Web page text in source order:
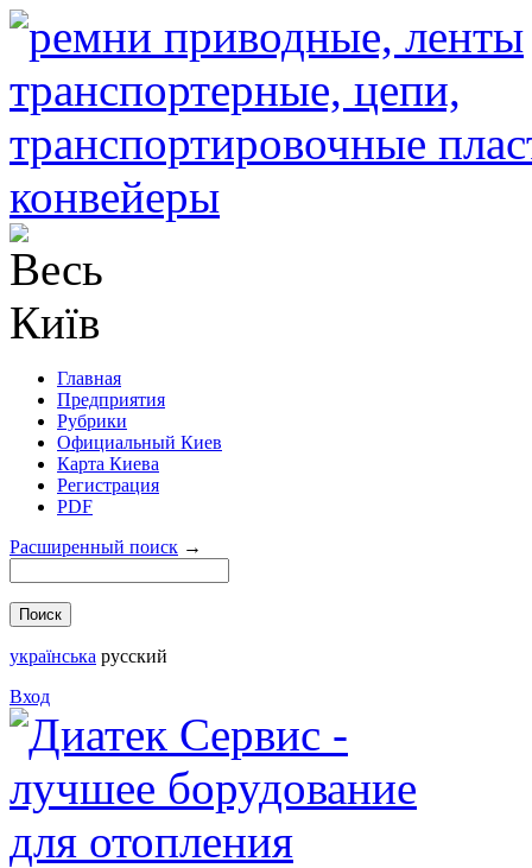
Главная
Предприятия
Рубрики
Официальный Киев
Карта Киева
Регистрация
PDF
Расширенный поиск →
українська русский
Вход